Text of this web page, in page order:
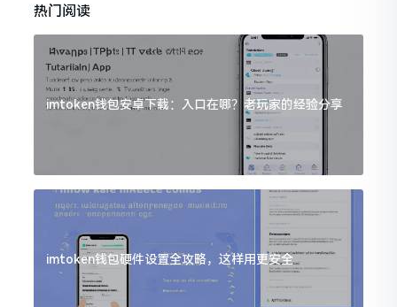
热门阅读
imtoken钱包安卓下载：入口在哪？老玩家的经验分享
imtoken钱包硬件设置全攻略，这样用更安全